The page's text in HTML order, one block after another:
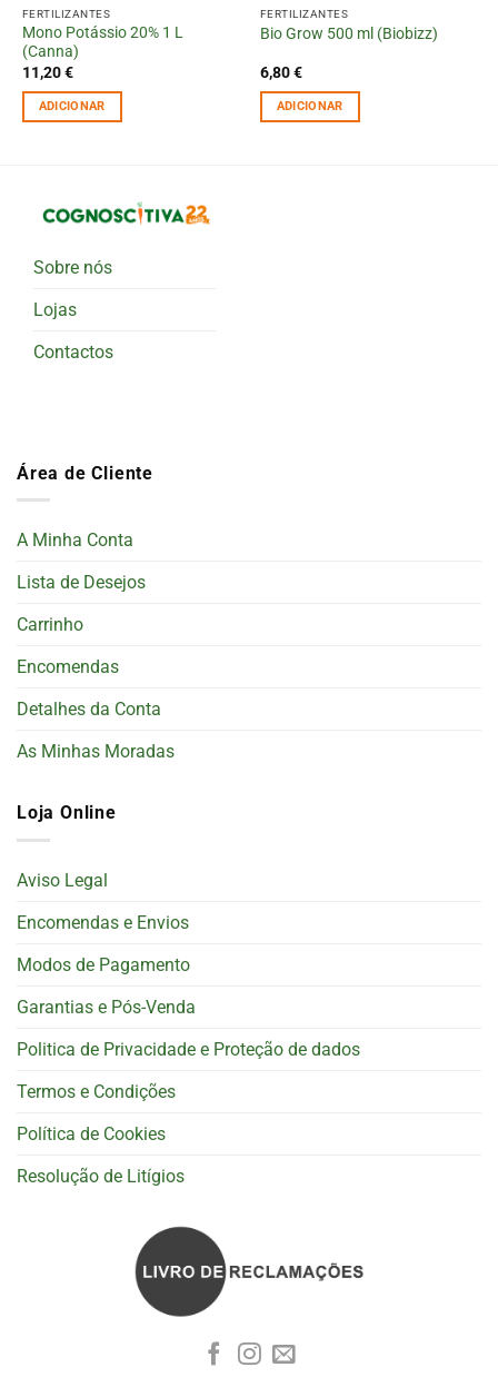
FERTILIZANTES
Mono Potássio 20% 1 L
(Canna)
11,20€
ADICIONAR
FERTILIZANTES
Bio Grow 500 ml (Biobizz)
6,80€
ADICIONAR
Sobre nós
Lojas
Contactos
Área de Cliente
A Minha Conta
Lista de Desejos
Carrinho
Encomendas
Detalhes da Conta
As Minhas Moradas
Loja Online
Aviso Legal
Encomendas e Envios
Modos de Pagamento
Garantias e Pós-Venda
Politica de Privacidade e Proteção de dados
Termos e Condições
Política de Cookies
Resolução de Litígios